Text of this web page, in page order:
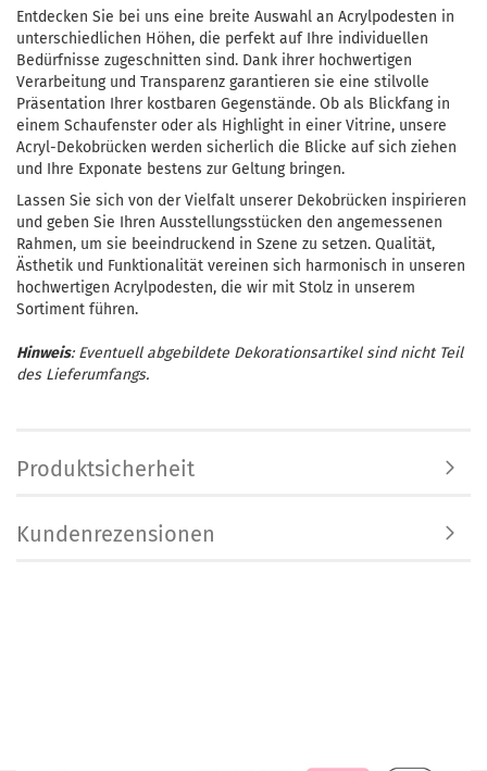
Entdecken Sie bei uns eine breite Auswahl an Acrylpodesten in
unterschiedlichen Höhen, die perfekt auf Ihre individuellen
Bedürfnisse zugeschnitten sind. Dank ihrer hochwertigen
Verarbeitung und Transparenz garantieren sie eine stilvolle
Präsentation Ihrer kostbaren Gegenstände. Ob als Blickfang in
einem Schaufenster oder als Highlight in einer Vitrine, unsere
Acryl-Dekobrücken werden sicherlich die Blicke auf sich ziehen
und Ihre Exponate bestens zur Geltung bringen.
Lassen Sie sich von der Vielfalt unserer Dekobrücken inspirieren
und geben Sie Ihren Ausstellungsstücken den angemessenen
Rahmen, um sie beeindruckend in Szene zu setzen. Qualität,
Ästhetik und Funktionalität vereinen sich harmonisch in unseren
hochwertigen Acrylpodesten, die wir mit Stolz in unserem
Sortiment führen.
Hinweis: Eventuell abgebildete Dekorationsartikel sind nicht Teil
des Lieferumfangs.
Produktsicherheit
Kundenrezensionen